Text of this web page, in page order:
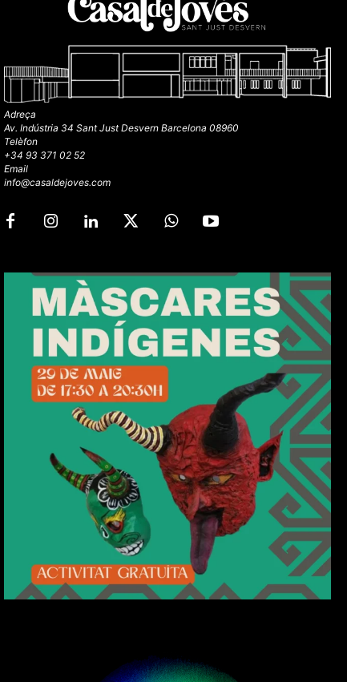
Adreça
Av. Indústria 34 Sant Just Desvern Barcelona 08960
Telèfon
+34 93 371 02 52
Email
info@casaldejoves.com